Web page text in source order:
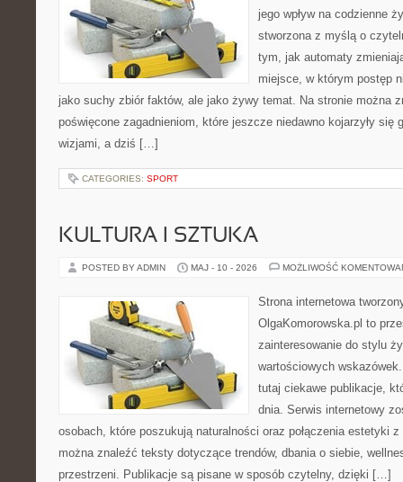
jego wpływ na codzienne
stworzona z myślą o
tym, jak automaty
miejsce, w którym postęp
jako suchy zbiór faktów, ale jako żywy temat. Na stronie można
poświęcone zagadnieniom, które jeszcze niedawno kojarzyły się
wizjami, a dziś […]
CATEGORIES: SPORT
KULTURA I SZTUKA
POSTED BY ADMIN MAJ - 10 - 2026 MOŻLIWOŚĆ
Strona internetowa
OlgaKomorowska.pl to
zainteresowanie do stylu
wartościowych
tutaj ciekawe publikacje,
dnia. Serwis internetowy
osobach, które poszukują naturalności oraz połączenia estetyki
można znaleźć teksty dotyczące trendów, dbania o siebie,
przestrzeni. Publikacje są pisane w sposób czytelny, dzięki […]